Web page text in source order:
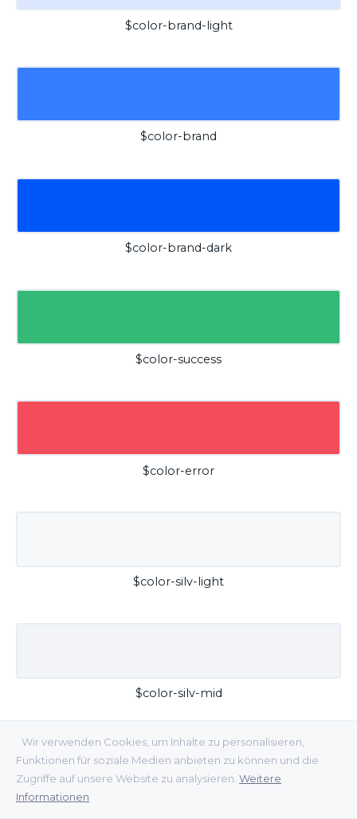
Wir verwenden Cookies, um Inhalte zu personalisieren,
Funktionen für soziale Medien anbieten zu können und die
Zugriffe auf unsere Website zu analysieren. Weitere
Informationen
$color-brand-light
$color-brand
$color-brand-dark
$color-success
$color-error
$color-silv-light
$color-silv-mid